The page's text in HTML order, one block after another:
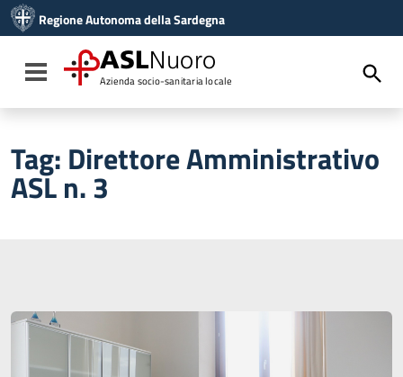
Vai al menu di navigazione
Vai al footer
Regione Autonoma della Sardegna
Toggle navigation
ASLNuoro
Azienda socio-sanitaria locale
Tag: Direttore Amministrativo
ASL n. 3